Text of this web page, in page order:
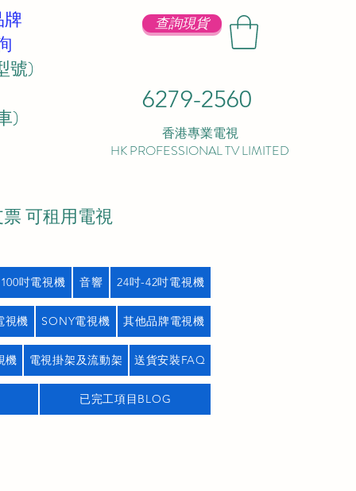
查詢現貨
6279-2560
香港專業電視
HK PROFESSIONAL TV LIMITED
號)
)
可租用電視
吋電視機 音響 24吋-42吋電視機
視機 SONY電視機 其他品牌電視機
機 電視掛架及流動架 送貨安裝FAQ
已完工項目BLOG